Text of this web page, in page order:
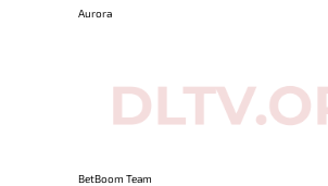
Aurora
BetBoom Team